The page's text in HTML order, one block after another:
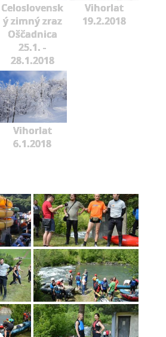
Celoslovensk
ý zimný zraz
Oščadnica
25.1. -
28.1.2018
Vihorlat
19.2.2018
Vihorlat
6.1.2018